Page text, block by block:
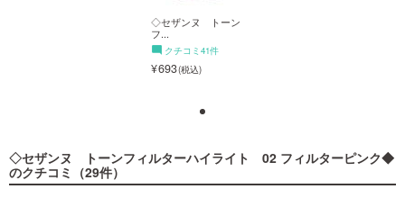
◇セザンヌ トーン
フ...
クチコミ41件
693
◇セザンヌ トーンフィルターハイライト 02 フィルターピンク◆
のクチコミ（29件）